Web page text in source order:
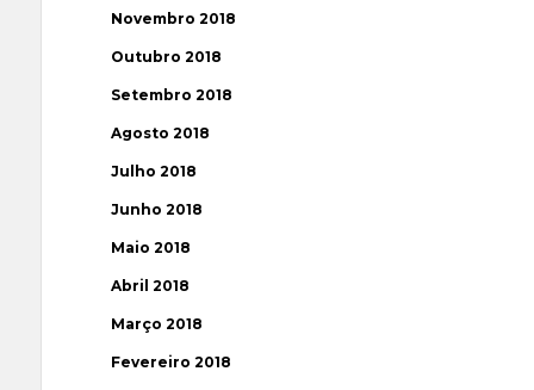
Novembro 2018
Outubro 2018
Setembro 2018
Agosto 2018
Julho 2018
Junho 2018
Maio 2018
Abril 2018
Março 2018
Fevereiro 2018